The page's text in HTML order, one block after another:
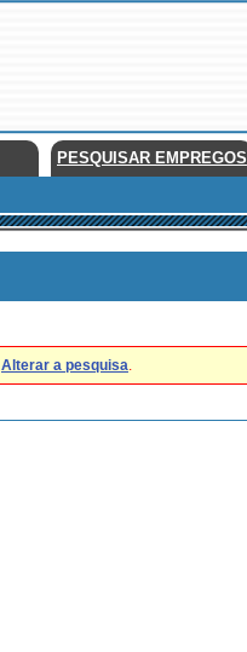
PESQUISAR EMPREGOS
Alterar a pesquisa.